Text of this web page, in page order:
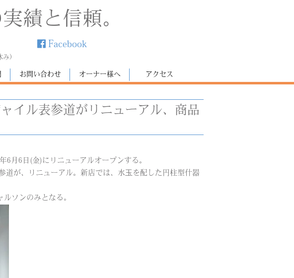
績と信頼。
）
Facebook
お問い合わせ オーナー様へ アクセス
イル表参道がリニューアル、商品
6月6日(金)にリニューアルオープンする。
が、リニューアル。新店では、水玉を配した円柱型什器
ソンのみとなる。